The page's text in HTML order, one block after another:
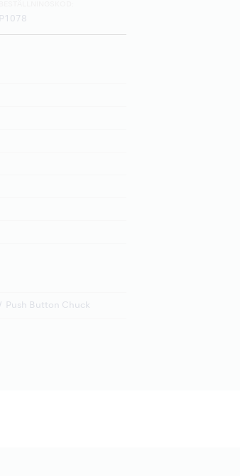
P1078
Push Button Chuck